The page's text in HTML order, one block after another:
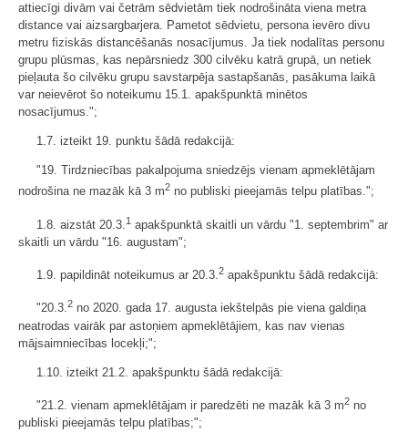
attiecīgi divām vai četrām sēdvietām tiek nodrošināta viena metra
distance vai aizsargbarjera. Pametot sēdvietu, persona ievēro divu
metru fiziskās distancēšanās nosacījumus. Ja tiek nodalītas personu
grupu plūsmas, kas nepārsniedz 300 cilvēku katrā grupā, un netiek
pieļauta šo cilvēku grupu savstarpēja sastapšanās, pasākuma laikā
var neievērot šo noteikumu 15.1. apakšpunktā minētos
nosacījumus.";
1.7. izteikt 19. punktu šādā redakcijā:
"19. Tirdzniecības pakalpojuma sniedzējs vienam apmeklētājam
nodrošina ne mazāk kā 3 m2 no publiski pieejamās telpu platības.";
1.8. aizstāt 20.3. 1 apakšpunktā skaitli un vārdu "1. septembrim" ar
skaitli un vārdu "16. augustam";
1.9. papildināt noteikumus ar 20.3.2 apakšpunktu šādā redakcijā:
"20.3.2 no 2020. gada 17. augusta iekštelpās pie viena galdiņa
neatrodas vairāk par astoņiem apmeklētājiem, kas nav vienas
mājsaimniecības locekļi;";
1.10. izteikt 21.2. apakšpunktu šādā redakcijā:
"21.2. vienam apmeklētājam ir paredzēti ne mazāk kā 3 m2 no
publiski pieejamās telpu platības;";